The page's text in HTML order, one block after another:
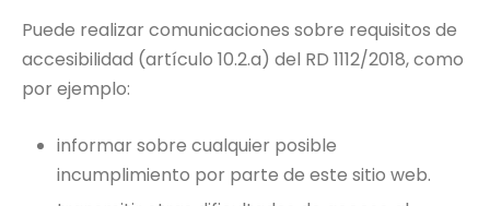
Puede realizar comunicaciones sobre requisitos de
accesibilidad (artículo 10.2.a) del RD 1112/2018, como
por ejemplo:
informar sobre cualquier posible
incumplimiento por parte de este sitio web.